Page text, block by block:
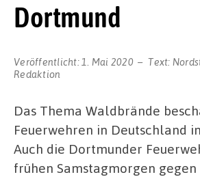
Dortmund
Veröffentlicht: 1. Mai 2020 Text:
Redaktion
Das Thema Waldbrände
Feuerwehren in Deutschland
Auch die Dortmunder
frühen Samstagmorgen